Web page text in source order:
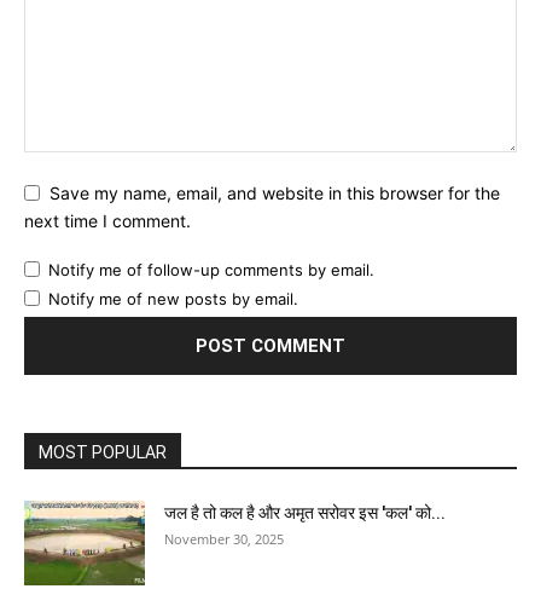
Save my name, email, and website in this browser for the
next time I comment.
Notify me of follow-up comments by email.
Notify me of new posts by email.
MOST POPULAR
जल है तो कल है और अमृत सरोवर इस 'कल' को...
November 30, 2025